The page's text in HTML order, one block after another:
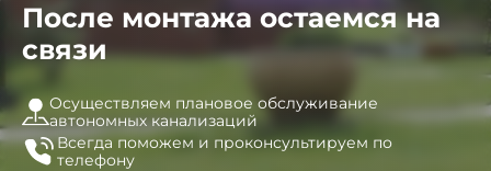
После монтажа остаемся на
связи
Осуществляем плановое обслуживание
автономных канализаций
Всегда поможем и проконсультируем по
телефону